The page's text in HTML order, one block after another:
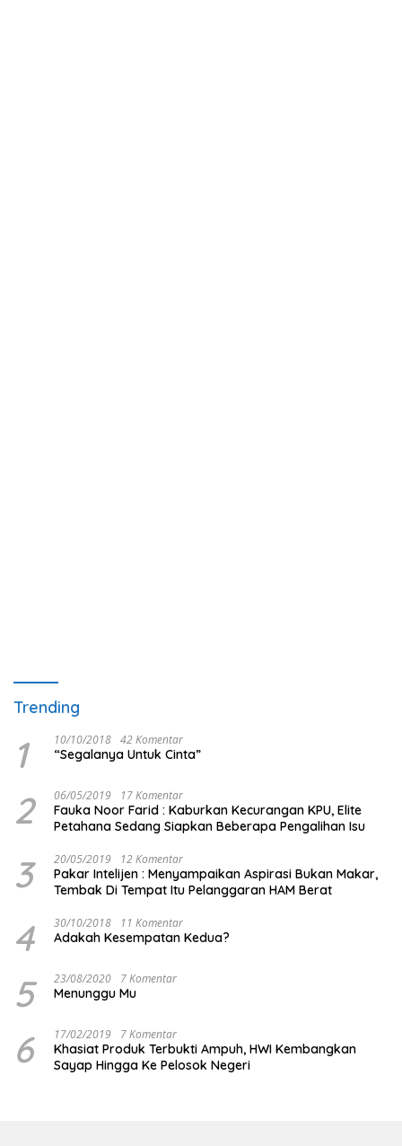
Trending
1 10/10/2018 42 Komentar
“Segalanya Untuk Cinta”
2 06/05/2019 17 Komentar
Fauka Noor Farid : Kaburkan Kecurangan KPU, Elite
Petahana Sedang Siapkan Beberapa Pengalihan Isu
3 20/05/2019 12 Komentar
Pakar Intelijen : Menyampaikan Aspirasi Bukan Makar,
Tembak Di Tempat Itu Pelanggaran HAM Berat
4 30/10/2018 11 Komentar
Adakah Kesempatan Kedua?
5 23/08/2020 7 Komentar
Menunggu Mu
6 17/02/2019 7 Komentar
Khasiat Produk Terbukti Ampuh, HWI Kembangkan
Sayap Hingga Ke Pelosok Negeri